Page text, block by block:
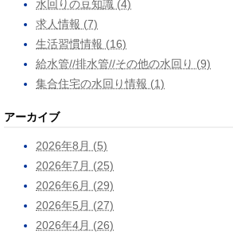
水回りの豆知識 (4)
求人情報 (7)
生活習慣情報 (16)
給水管//排水管//その他の水回り (9)
集合住宅の水回り情報 (1)
アーカイブ
2026年8月 (5)
2026年7月 (25)
2026年6月 (29)
2026年5月 (27)
2026年4月 (26)